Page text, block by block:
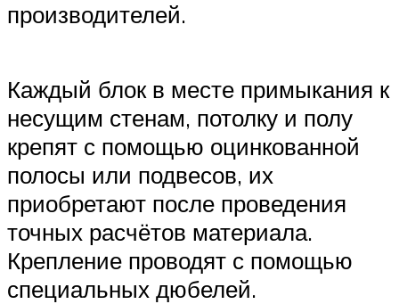
производителей.
Каждый блок в месте примыкания к
несущим стенам, потолку и полу
крепят с помощью оцинкованной
полосы или подвесов, их
приобретают после проведения
точных расчётов материала.
Крепление проводят с помощью
специальных дюбелей.